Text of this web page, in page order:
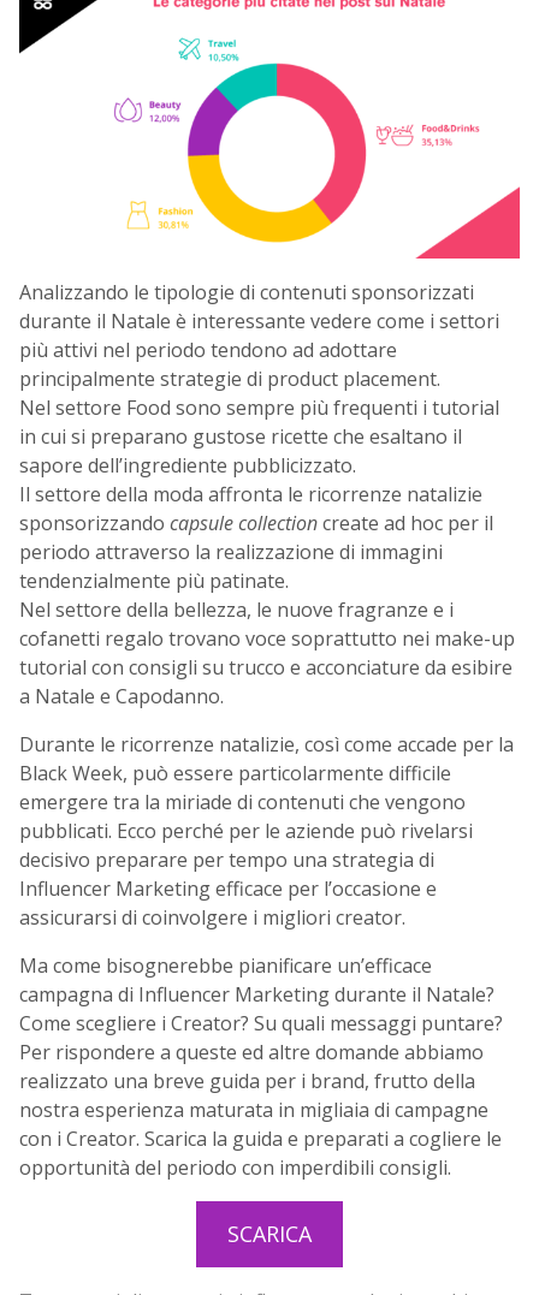
Analizzando le tipologie di contenuti sponsorizzati
durante il Natale è interessante vedere come i settori
più attivi nel periodo tendono ad adottare
principalmente strategie di product placement.
Nel settore Food sono sempre più frequenti i tutorial
in cui si preparano gustose ricette che esaltano il
sapore dell’ingrediente pubblicizzato.
Il settore della moda affronta le ricorrenze natalizie
sponsorizzando capsule collectioncreate ad hoc per il
periodo attraverso la realizzazione di immagini
tendenzialmente più patinate.
Nel settore della bellezza, le nuove fragranze e i
cofanetti regalo trovano voce soprattutto nei make-up
tutorial con consigli su trucco e acconciature da esibire
a Natale e Capodanno.
Durante le ricorrenze natalizie, così come accade per la
Black Week, può essere particolarmente difficile
emergere tra la miriade di contenuti che vengono
pubblicati. Ecco perché per le aziende può rivelarsi
decisivo preparare per tempo una strategia di
Influencer Marketing efficace per l’occasione e
assicurarsi di coinvolgere i migliori creator.
Ma come bisognerebbe pianificare un’efficace
campagna di Influencer Marketing durante il Natale?
Come scegliere i Creator? Su quali messaggi puntare?
Per rispondere a queste ed altre domande abbiamo
realizzato una breve guida per i brand, frutto della
nostra esperienza maturata in migliaia di campagne
con i Creator. Scarica la guida e preparati a cogliere le
opportunità del periodo con imperdibili consigli.
SCARICA